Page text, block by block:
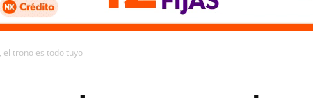
el trono es todo tuyo